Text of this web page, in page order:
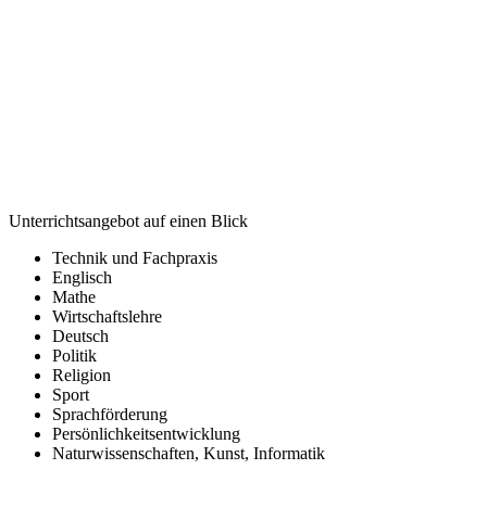
Unterrichtsangebot auf einen Blick
Technik und Fachpraxis
Englisch
Mathe
Wirtschaftslehre
Deutsch
Politik
Religion
Sport
Sprachförderung
Persönlichkeitsentwicklung
Naturwissenschaften, Kunst, Informatik